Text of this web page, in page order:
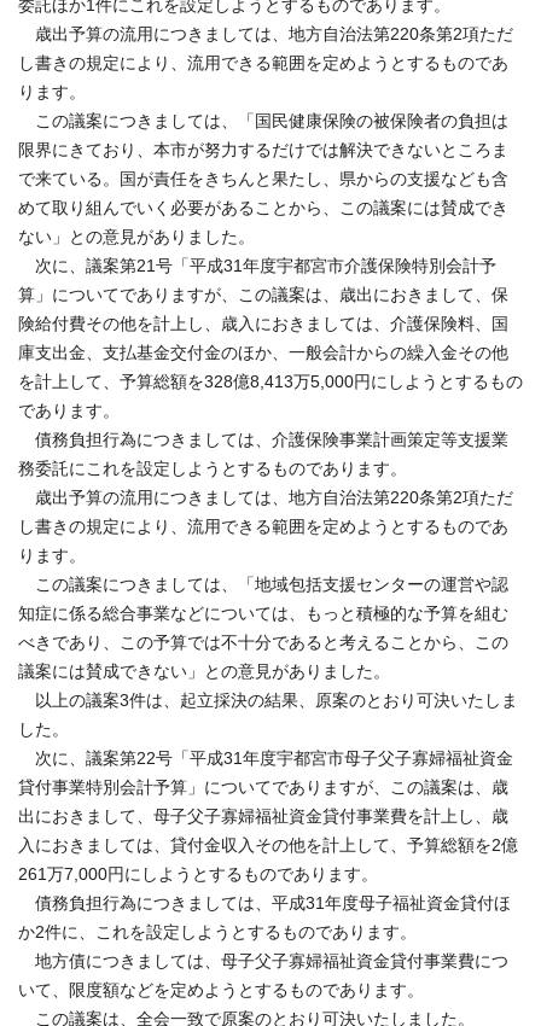
委託ほか1件にこれを設定しようとするものであります。
歳出予算の流用につきましては、地方自治法第220条第2項ただ
し書きの規定により、流用できる範囲を定めようとするものであ
ります。
この議案につきましては、「国民健康保険の被保険者の負担は
限界にきており、本市が努力するだけでは解決できないところま
で来ている。国が責任をきちんと果たし、県からの支援なども含
めて取り組んでいく必要があることから、この議案には賛成でき
ない」との意見がありました。
次に、議案第21号「平成31年度宇都宮市介護保険特別会計予
算」についてでありますが、この議案は、歳出におきまして、保
険給付費その他を計上し、歳入におきましては、介護保険料、国
庫支出金、支払基金交付金のほか、一般会計からの繰入金その他
を計上して、予算総額を328億8,413万5,000円にしようとするもの
であります。
債務負担行為につきましては、介護保険事業計画策定等支援業
務委託にこれを設定しようとするものであります。
歳出予算の流用につきましては、地方自治法第220条第2項ただ
し書きの規定により、流用できる範囲を定めようとするものであ
ります。
この議案につきましては、「地域包括支援センターの運営や認
知症に係る総合事業などについては、もっと積極的な予算を組む
べきであり、この予算では不十分であると考えることから、この
議案には賛成できない」との意見がありました。
以上の議案3件は、起立採決の結果、原案のとおり可決いたしま
した。
次に、議案第22号「平成31年度宇都宮市母子父子寡婦福祉資金
貸付事業特別会計予算」についてでありますが、この議案は、歳
出におきまして、母子父子寡婦福祉資金貸付事業費を計上し、歳
入におきましては、貸付金収入その他を計上して、予算総額を2億
261万7,000円にしようとするものであります。
債務負担行為につきましては、平成31年度母子福祉資金貸付ほ
か2件に、これを設定しようとするものであります。
地方債につきましては、母子父子寡婦福祉資金貸付事業費につ
いて、限度額などを定めようとするものであります。
この議案は、全会一致で原案のとおり可決いたしました。